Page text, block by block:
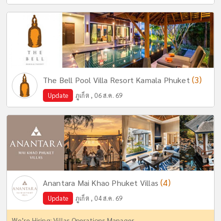
The Bell Pool Villa Resort Kamala Phuket (3)
Update ภูเก็ต , 06 ส.ค. 69
Anantara Mai Khao Phuket Villas(4)
Update ภูเก็ต , 04 ส.ค. 69